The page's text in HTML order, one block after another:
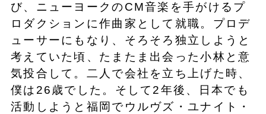
び、ニューヨークのCM音楽を手がけるプ
ロダクションに作曲家として就職。プロデ
ューサーにもなり、そろそろ独立しようと
考えていた頃、たまたま出会った小林と意
気投合して。二人で会社を立ち上げた時、
僕は26歳でした。そして2年後、日本でも
活動しようと福岡でウルヴズ・ユナイト・